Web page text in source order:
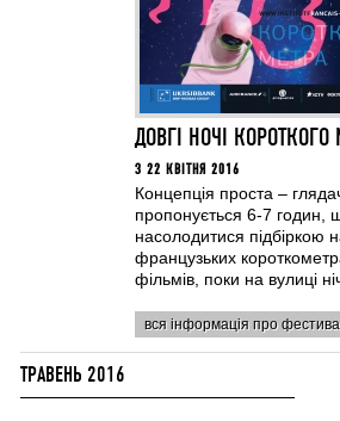
ДОВГІ НОЧІ КОРОТКОГО
З 22 КВІТНЯ 2016
Концепція проста –
пропонується 6-7 годин,
насолодитися підбіркою
французьких
фільмів, поки на вулиці
вся інформація про
ТРАВЕНЬ 2016